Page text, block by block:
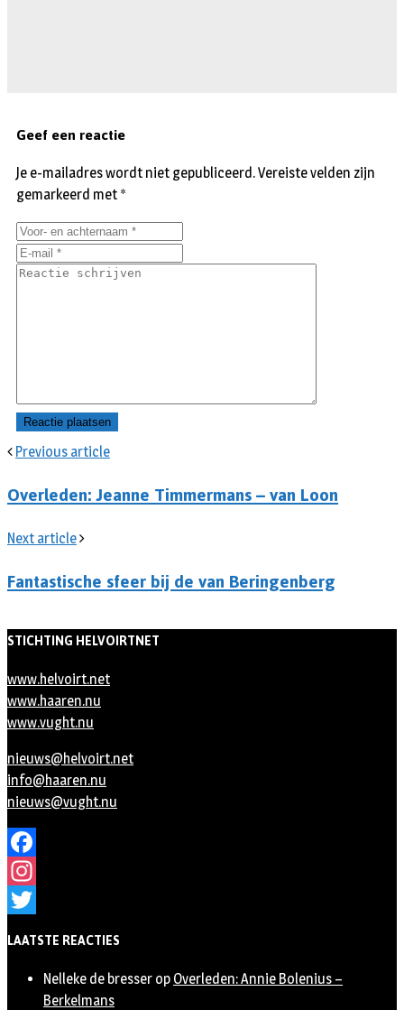
Previous article
Overleden: Jeanne Timmermans – van Loon
Next article
Fantastische sfeer bij de van Beringenberg
Geef een reactie
Je e-mailadres wordt niet gepubliceerd.Vereiste velden zijn
gemarkeerd met *
STICHTING HELVOIRTNET
www.helvoirt.net
www.haaren.nu
www.vught.nu
nieuws@helvoirt.net
info@haaren.nu
nieuws@vught.nu
Facebook
Instagram
LAATSTE REACTIES
Nelleke de bresser op Overleden: Annie Bolenius –
Berkelmans